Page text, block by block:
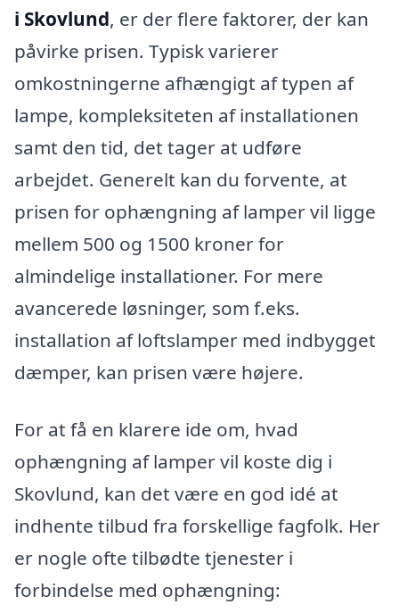
i Skovlund, er der flere faktorer, der kan
påvirke prisen. Typisk varierer
omkostningerne afhængigt af typen af
lampe, kompleksiteten af installationen
samt den tid, det tager at udføre
arbejdet. Generelt kan du forvente, at
prisen for ophængning af lamper vil ligge
mellem 500 og 1500 kroner for
almindelige installationer. For mere
avancerede løsninger, som f.eks.
installation af loftslamper med indbygget
dæmper, kan prisen være højere.
For at få en klarere ide om, hvad
ophængning af lamper vil koste dig i
Skovlund, kan det være en god idé at
indhente tilbud fra forskellige fagfolk. Her
er nogle ofte tilbødte tjenester i
forbindelse med ophængning: